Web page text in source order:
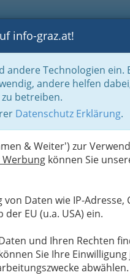
GASTRONOMIE B
info-graz.at!
andere Technologien ein.
andere helfen
betreiben.
Datenschutz Erklärung.
& Weiter') zur
können Sie
Daten wie IP-Adresse,
EU (u.a. USA) ein.
und Ihren Rechten
Sie Ihre